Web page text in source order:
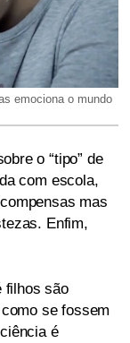
emociona o mundo
o “tipo” de
com escola,
mas
Enfim,
filhos são
se fossem
é